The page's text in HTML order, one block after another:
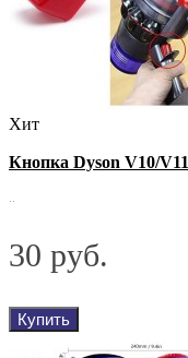
Хит
Кнопка Dyson V10/V11
30 руб.
Купить